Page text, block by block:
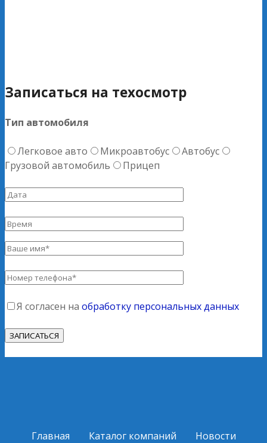
Записаться на техосмотр
Тип автомобиля
Легковое авто Микроавтобус
Автобус
Грузовой автомобиль
Прицеп
Я согласен на обработку персональных данных
Главная Каталог компаний
Новости